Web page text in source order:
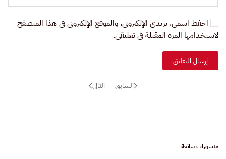
احفظ اسمي، بريدي الإلكتروني، والموقع الإلكتروني في هذا المتصفح
لاستخدامها المرة المقبلة في تعليقي.
إرسال التعليق
السابق التالي
منشورات شائعة